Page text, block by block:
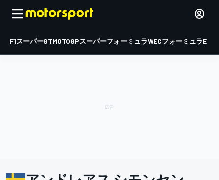
F1スーパーGTMOTOGPスーパーフォーミュラWECフォーミュラE